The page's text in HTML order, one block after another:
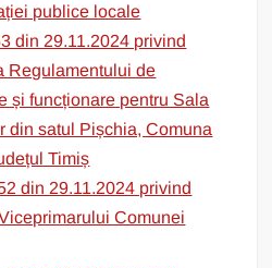
publice locale
din 29.11.2024 privind
Regulamentului de
și funcționare pentru Sala
din satul Pișchia, Comuna
Timiș
din 29.11.2024 privind
Comunei